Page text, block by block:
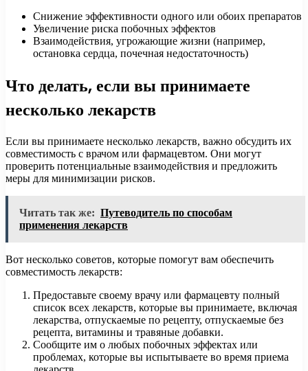
Снижение эффективности одного или обоих препаратов
Увеличение риска побочных эффектов
Взаимодействия, угрожающие жизни (например,
остановка сердца, почечная недостаточность)
Что делать, если вы принимаете
несколько лекарств
Если вы принимаете несколько лекарств, важно обсудить их
совместимость с врачом или фармацевтом. Они могут
проверить потенциальные взаимодействия и предложить
меры для минимизации рисков.
Читать так же: Путеводитель по способам
применения лекарств
Вот несколько советов, которые помогут вам обеспечить
совместимость лекарств:
Предоставьте своему врачу или фармацевту полный
список всех лекарств, которые вы принимаете, включая
лекарства, отпускаемые по рецепту, отпускаемые без
рецепта, витамины и травяные добавки.
Сообщите им о любых побочных эффектах или
проблемах, которые вы испытываете во время приема